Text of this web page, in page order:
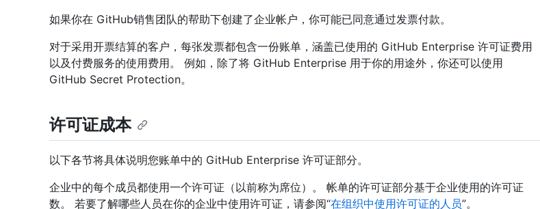
如果你在 GitHub销售团队的帮助下创建了企业帐户，你可能已同意通过发票付款。
对于采用开票结算的客户，每张发票都包含一份账单，涵盖已使用的 GitHub Enterprise 许可证费用
以及付费服务的使用费用。 例如，除了将 GitHub Enterprise 用于你的用途外，你还可以使用
GitHub Secret Protection。
许可证成本
以下各节将具体说明您账单中的 GitHub Enterprise 许可证部分。
企业中的每个成员都使用一个许可证（以前称为席位）。 帐单的许可证部分基于企业使用的许可证
数。 若要了解哪些人员在你的企业中使用许可证，请参阅“在组织中使用许可证的人员”。